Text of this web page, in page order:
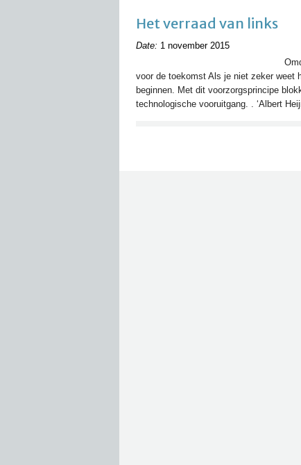
Het verraad van links
Date: 1 november 2015
voor de toekomst Als je niet zeker weet
beginnen. Met dit voorzorgsprincipe
technologische vooruitgang. . ‘Albert